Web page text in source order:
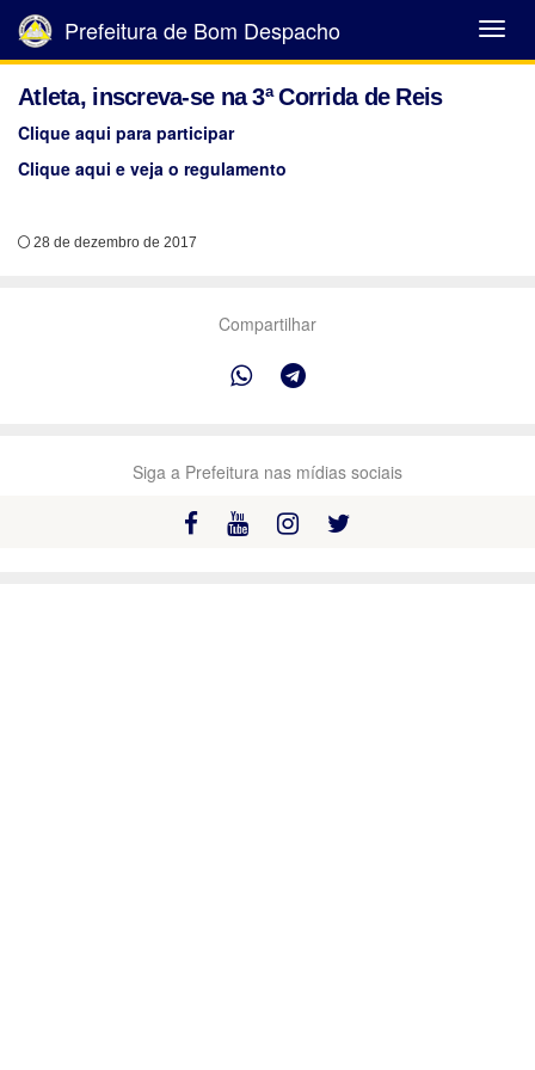
Abrir
Menu
Prefeitura de Bom Despacho
Atleta, inscreva-se na 3ª Corrida de Reis
Clique aqui para participar
Clique aqui e veja o regulamento
28 de dezembro de 2017
Compartilhar
Siga a Prefeitura nas mídias sociais